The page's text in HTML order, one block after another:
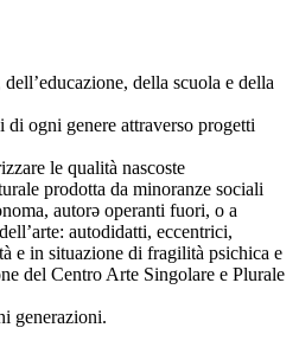
della scuola e della
ogni genere attraverso progetti
le qualità nascoste
prodotta da minoranze sociali
autorə operanti fuori, o a
autodidatti, eccentrici,
e in situazione di fragilità psichica e
del Centro Arte Singolare e Plurale
generazioni.